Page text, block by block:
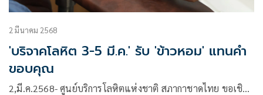
2 มีนาคม 2568
'บริจาคโลหิต 3-5 มี.ค.' รับ 'ข้าวหอม' แทนคำ
ขอบคุณ
2,มี.ค.2568- ศูนย์บริการโลหิตแห่งชาติ สภากาชาดไทย ขอเชิ…